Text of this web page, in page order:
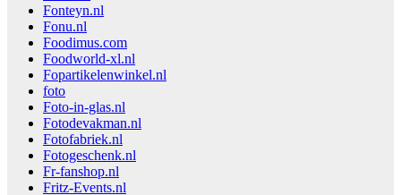
Fonteyn.nl
Fonu.nl
Foodimus.com
Foodworld-xl.nl
Fopartikelenwinkel.nl
foto
Foto-in-glas.nl
Fotodevakman.nl
Fotofabriek.nl
Fotogeschenk.nl
Fr-fanshop.nl
Fritz-Events.nl